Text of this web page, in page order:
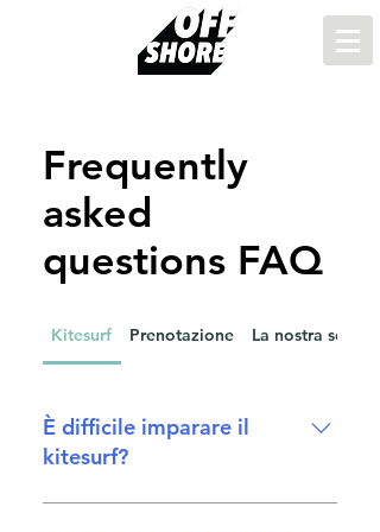
Frequently
asked
questions FAQ
Kitesurf Prenotazione La nostra scuola
È difficile imparare il
kitesurf?
Il kitesurf è forse LO sport di guida